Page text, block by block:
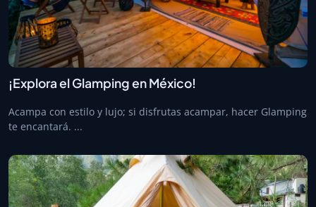
¡Explora el Glamping en México!
Acampa con estilo y lujo; si disfrutas acampar, hacer Glamping
te encantará. ...